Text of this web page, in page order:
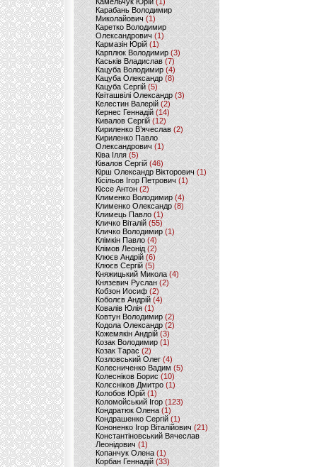
Карабань Володимир
Миколайович (1)
Каретко Володимир
Олександрович (1)
Кармазін Юрій(1)
Карплюк Володимир(3)
Каськів Владислав (7)
Кацуба Володимир (4)
Кацуба Олександр (8)
Кацуба Сергій (5)
Квіташвілі Олександр(3)
Келестин Валерій(2)
Кернес Геннадій (14)
Кивалов Сергій (12)
Кириленко В’ячеслав (2)
Кириленко Павло
Олександрович (1)
Ківа Ілля (5)
Ківалов Сергій(46)
Кірш Олександр Вікторович (1)
Кісільов Ігор Петрович (1)
Кіссе Антон (2)
Клименко Володимир(4)
Клименко Олександр (8)
Климець Павло (1)
Кличко Віталій(55)
Кличко Володимир (1)
Клімкін Павло (4)
Клімов Леонід(2)
Клюєв Андрій(6)
Клюєв Сергій (5)
Княжицький Микола(4)
Князевич Руслан (2)
Кобзон Иосиф(2)
Коболєв Андрій (4)
Ковалів Юлія(1)
Ковтун Володимир (2)
Кодола Олександр (2)
Кожемякін Андрій (3)
Козак Володимир (1)
Козак Тарас (2)
Козловський Олег(4)
Колесниченко Вадим (5)
Колесніков Борис (10)
Колєсніков Дмитро (1)
Колобов Юрій (1)
Коломойський Ігор (123)
Кондратюк Олена(1)
Кондрашенко Сергій (1)
Кононенко Ігор Віталійович (21)
Константіновський Вячеслав
Леонідович (1)
Копанчук Олена (1)
Корбан Геннадій (33)